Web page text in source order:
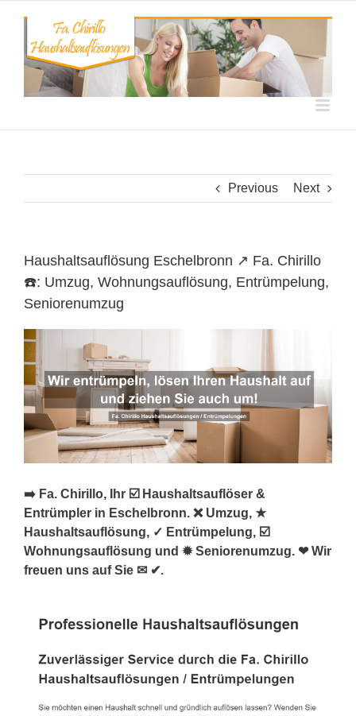
content
Previous Next
Haushaltsauflösung Eschelbronn ↗️ Fa. Chirillo
☎️: Umzug, Wohnungsauflösung, Entrümpelung,
Seniorenumzug
➡️ Fa. Chirillo, Ihr ☑️ Haushaltsauflöser &
Entrümpler in Eschelbronn. ❌ Umzug, ★
Haushaltsauflösung, ✓ Entrümpelung, ☑️
Wohnungsauflösung und ✹ Seniorenumzug. ❤ Wir
freuen uns auf Sie ✉ ✔.